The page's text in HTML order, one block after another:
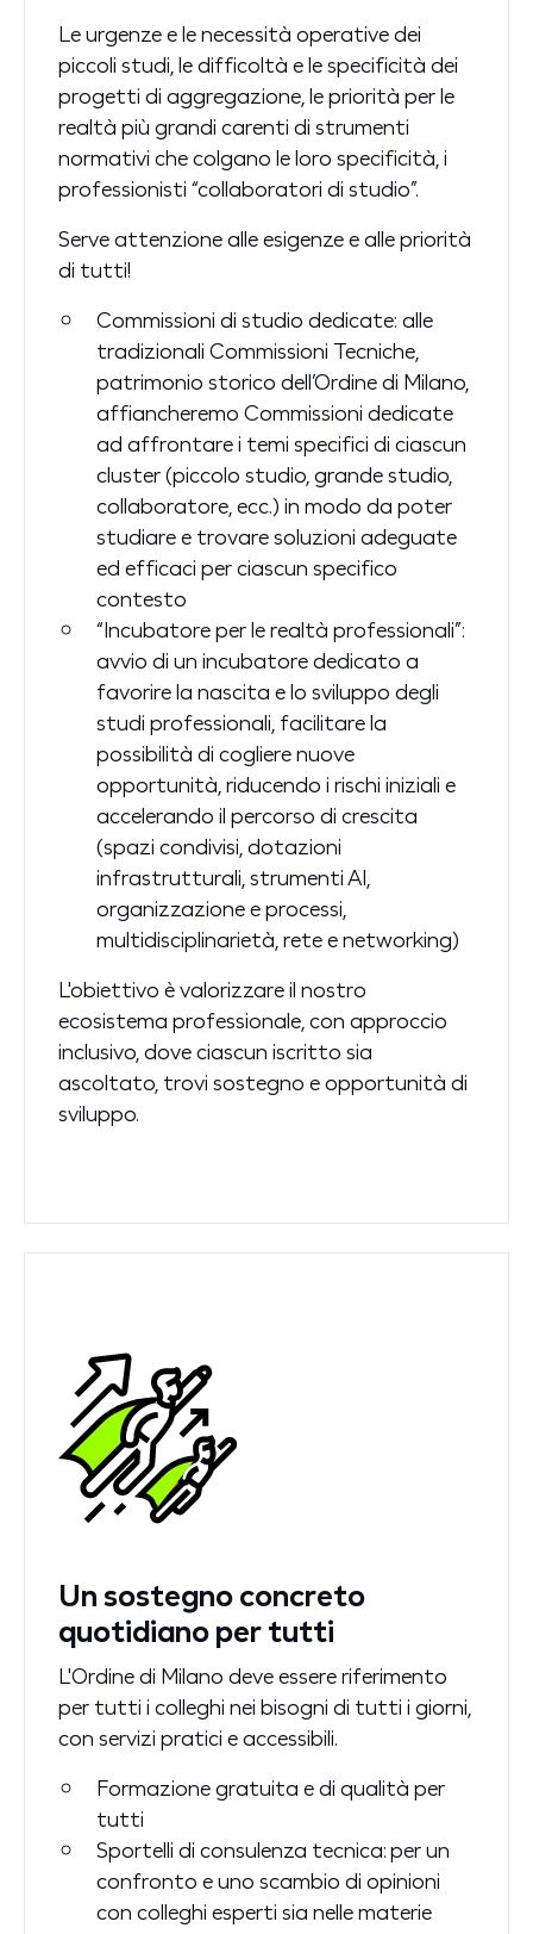
Le urgenze e le necessità operative dei
piccoli studi, le difficoltà e le specificità dei
progetti di aggregazione, le priorità per le
realtà più grandi carenti di strumenti
normativi che colgano le loro specificità, i
professionisti “collaboratori di studio”.
Serve attenzione alle esigenze e alle priorità
di tutti!
Commissioni di studio dedicate: alle
tradizionali Commissioni Tecniche,
patrimonio storico dell’Ordine di Milano,
affiancheremo Commissioni dedicate
ad affrontare i temi specifici di ciascun
cluster (piccolo studio, grande studio,
collaboratore, ecc.) in modo da poter
studiare e trovare soluzioni adeguate
ed efficaci per ciascun specifico
contesto
“Incubatore per le realtà professionali”:
avvio di un incubatore dedicato a
favorire la nascita e lo sviluppo degli
studi professionali, facilitare la
possibilità di cogliere nuove
opportunità, riducendo i rischi iniziali e
accelerando il percorso di crescita
(spazi condivisi, dotazioni
infrastrutturali, strumenti AI,
organizzazione e processi,
multidisciplinarietà, rete e networking)
L'obiettivo è valorizzare il nostro
ecosistema professionale, con approccio
inclusivo, dove ciascun iscritto sia
ascoltato, trovi sostegno e opportunità di
sviluppo.
Un sostegno concreto
quotidiano per tutti
L'Ordine di Milano deve essere riferimento
per tutti i colleghi nei bisogni di tutti i giorni,
con servizi pratici e accessibili.
Formazione gratuita e di qualità per
tutti
Sportelli di consulenza tecnica: per un
confronto e uno scambio di opinioni
con colleghi esperti sia nelle materie